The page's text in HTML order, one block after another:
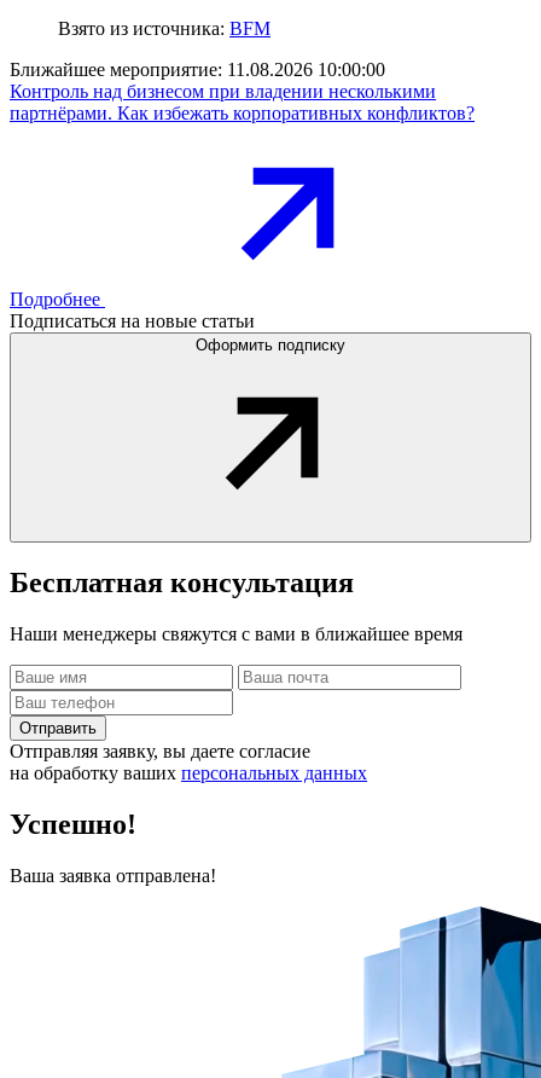
Взято из источника: BFM
Ближайшее мероприятие: 11.08.2026 10:00:00
Контроль над бизнесом при владении несколькими
партнёрами. Как избежать корпоративных конфликтов?
Подробнее
Подписаться на новые статьи
Оформить подписку
Бесплатная консультация
Наши менеджеры свяжутся с вами в ближайшее время
Отправить
Отправляя заявку, вы даете согласие
на обработку ваших персональных данных
Успешно!
Ваша заявка отправлена!